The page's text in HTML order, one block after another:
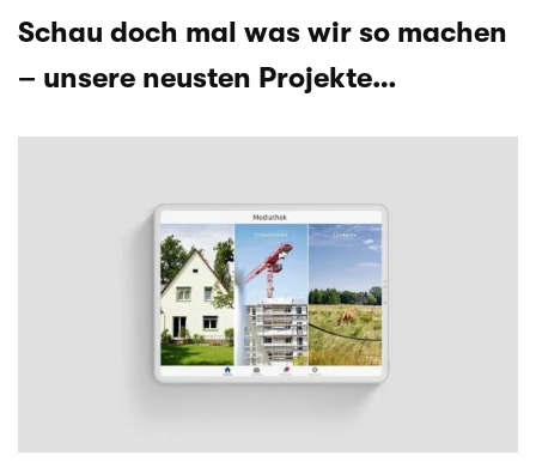
Schau doch mal was wir so machen
– unsere neusten Projekte…